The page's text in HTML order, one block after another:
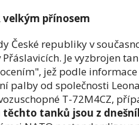
velkým přínosem
České republiky v
Je vyzbrojen
jež podle
palby od společnosti
T-72M4CZ,
tanků jsou z